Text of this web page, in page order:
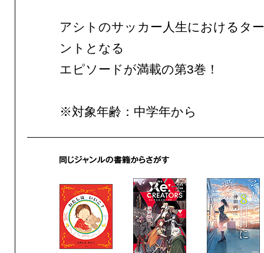
アシトのサッカー人生におけるタ
ントとなる
エピソードが満載の第3巻！
※対象年齢：中学年から